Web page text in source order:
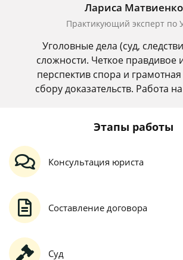
Лариса Матвиенко
Практикующий эксперт по
Уголовные дела (суд,
сложности. Четкое правдивое
перспектив спора и
сбору доказательств. Работа
Этапы работы
Консультация юриста
Составление договора
Суд